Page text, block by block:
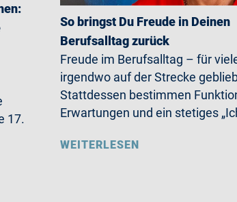
17.
So bringst Du Freude in Deinen
Berufsalltag zurück
Freude im Berufsalltag – für
irgendwo auf der Strecke
Stattdessen bestimmen
Erwartungen und ein stetiges
WEITERLESEN